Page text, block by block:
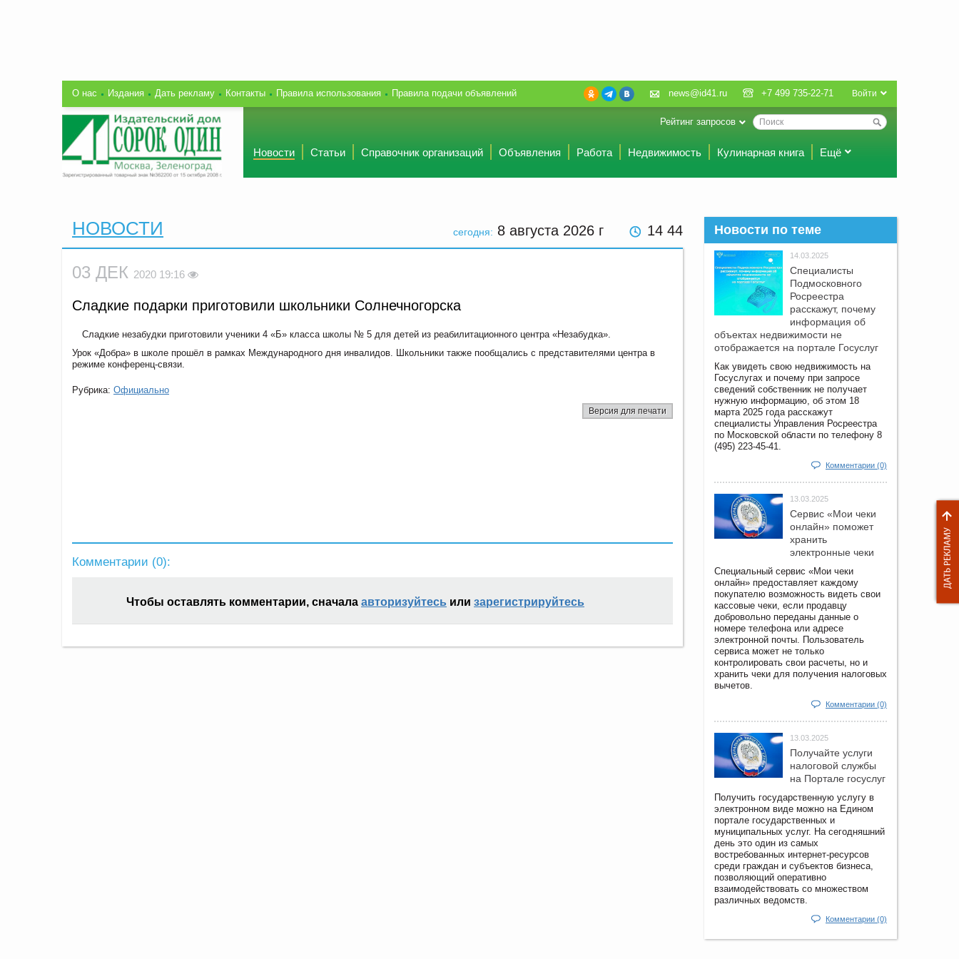
О нас Издания Дать рекламу Контакты Правила использования Правила подачи объявлений Войти
news@id41.ru +7 499 735-22-71
Рейтинг запросов
Новости Статьи Справочник организаций Объявления Работа Недвижимость Кулинарная книга Ещё
сегодня: 8 августа 2026 г 14:44
НОВОСТИ
03 ДЕК 2020 19:16
Сладкие подарки приготовили школьники Солнечногорска
Сладкие незабудки приготовили ученики 4 «Б» класса школы № 5 для детей из реабилитационного центра «Незабудка».
Урок «Добра» в школе прошёл в рамках Международного дня инвалидов. Школьники также пообщались с представителями центра в
режиме конференц-связи.
Рубрика: Официально
Версия для печати
Комментарии (0):
Чтобы оставлять комментарии, сначала авторизуйтесь или зарегистрируйтесь
Новости по теме
14.03.2025
Специалисты
Подмосковного
Росреестра
расскажут, почему
информация об
объектах недвижимости не
отображается на портале Госуслуг
Как увидеть свою недвижимость на
Госуслугах и почему при запросе
сведений собственник не получает
нужную информацию, об этом 18
марта 2025 года расскажут
специалисты Управления Росреестра
по Московской области по телефону 8
(495) 223-45-41.
Комментарии (0)
13.03.2025
Сервис «Мои чеки
онлайн» поможет
хранить
электронные чеки
Специальный сервис «Мои чеки
онлайн» предоставляет каждому
покупателю возможность видеть свои
кассовые чеки, если продавцу
добровольно переданы данные о
номере телефона или адресе
электронной почты. Пользователь
сервиса может не только
контролировать свои расчеты, но и
хранить чеки для получения налоговых
вычетов.
Комментарии (0)
13.03.2025
Получайте услуги
налоговой службы
на Портале госyслуг
Получить государственную услугу в
электронном виде можно на Едином
портале государственных и
муниципальных услуг. На сегодняшний
день это один из самых
востребованных интернет-ресурсов
среди граждан и субъектов бизнеса,
позволяющий оперативно
взаимодействовать со множеством
различных ведомств.
Комментарии (0)